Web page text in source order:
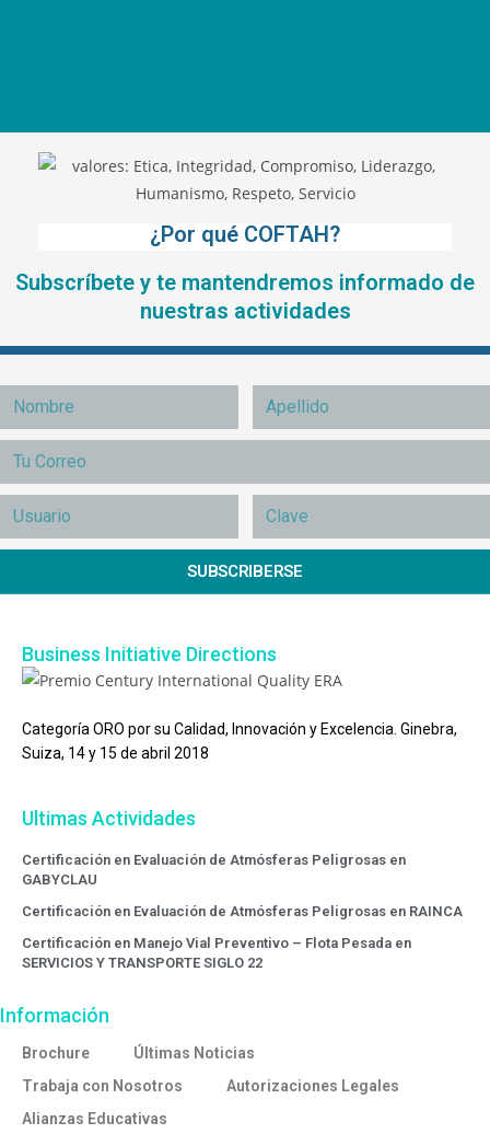
¿Por qué COFTAH?
Subscríbete y te mantendremos informado de
nuestras actividades
SUBSCRIBERSE
Business Initiative Directions
Categoría ORO por su Calidad, Innovación y Excelencia. Ginebra,
Suiza, 14 y 15 de abril 2018
Ultimas Actividades
Certificación en Evaluación de Atmósferas Peligrosas en
GABYCLAU
Certificación en Evaluación de Atmósferas Peligrosas en RAINCA
Certificación en Manejo Vial Preventivo – Flota Pesada en
SERVICIOS Y TRANSPORTE SIGLO 22
Información
Brochure
Últimas Noticias
Trabaja con Nosotros
Autorizaciones Legales
Alianzas Educativas